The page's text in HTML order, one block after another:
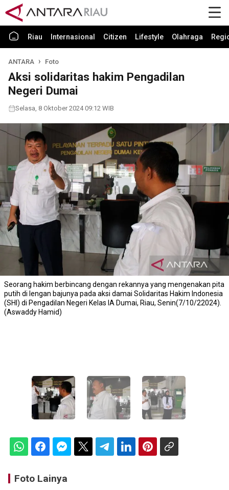
Riau Internasional Citizen Lifestyle Olahraga
ANTARA Foto
Aksi solidaritas hakim Pengadilan
Negeri Dumai
Selasa, 8 Oktober 2024 09:12 WIB
Seorang hakim berbincang dengan rekannya yang mengenakan pita
putih di lengan bajunya pada aksi damai Solidaritas Hakim Indonesia
(SHI) di Pengadilan Negeri Kelas IA Dumai, Riau, Senin(7/10/22024).
(Aswaddy Hamid)
Foto Lainya